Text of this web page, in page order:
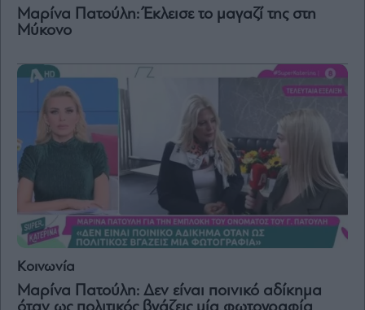
Μαρίνα Πατούλη: Έκλεισε το μαγαζί της στη
Μύκονο
Κοινωνία
Μαρίνα Πατούλη: Δεν είναι ποινικό αδίκημα